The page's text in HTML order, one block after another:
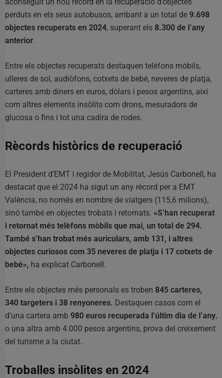
perduts en els seus autobusos, arribant a un total de 9.698
objectes recuperats en 2024, superant els 8.300 de l’any
anterior.
Entre els objectes recuperats destaquen telèfons mòbils,
ulleres de sol, audiòfons, cotxets de bebé, neveres de platja,
carteres amb diners en euros, dòlars i pesos argentins, així
com altres elements insòlits com drons, mesuradors de
glucosa o fins i tot una cadira de rodes.
Rècords històrics de recuperació
El President d’EMT i regidor de Mobilitat, Jesús Carbonell, ha
destacat que el 2024 ha sigut un any rècord per a EMT
València, no només en nombre de viatgers (115,6 milions),
sinó també en objectes trobats i retornats. «S’han recuperat
i retornat més telèfons mòbils que mai, un total de 294.
També s’han trobat més auriculars, amb 131, i altres
objectes curiosos com 35 neveres de platja i 17 cotxets de
bebé», ha explicat Carbonell.
Entre els objectes més personals es troben 845 carteres,
340 targeters i 38 renyoneres. Destaquen casos com el
d’una cartera amb 980 euros recuperada l’últim dia de l’any,
o una altra amb 4.000 pesos argentins, prova del creixement
del turisme a la ciutat.
Troballes insòlites en 2024